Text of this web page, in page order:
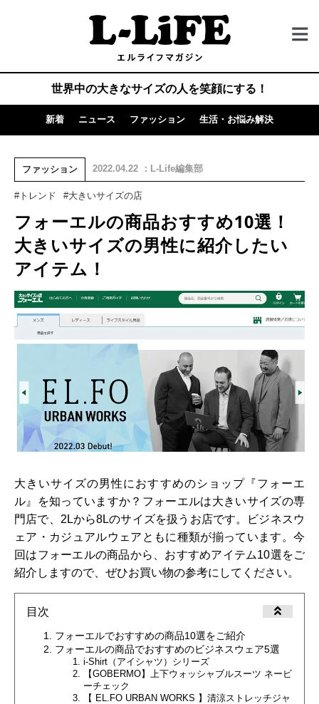
世界中の大きなサイズの人を笑顔にする！
新着 ニュース ファッション 生活・お悩み解決
ファッション 2022.04.22 ：L-Life編集部
#トレンド #大きいサイズの店
フォーエルの商品おすすめ10選！
大きいサイズの男性に紹介したい
アイテム！
大きいサイズの男性におすすめのショップ『フォーエ
ル』を知っていますか？フォーエルは大きいサイズの専
門店で、2Lから8Lのサイズを扱うお店です。ビジネスウ
ェア・カジュアルウェアともに種類が揃っています。今
回はフォーエルの商品から、おすすめアイテム10選をご
紹介しますので、ぜひお買い物の参考にしてください。
目次
フォーエルでおすすめの商品10選をご紹介
フォーエルの商品でおすすめのビジネスウェア5選
i-Shirt（アイシャツ）シリーズ
【GOBERMO】上下ウォッシャブルスーツ ネービ
ーチェック
【 EL.FO URBAN WORKS 】清涼ストレッチジャ